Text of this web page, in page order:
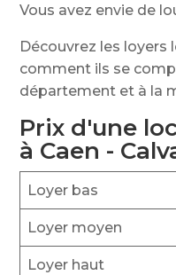
Vous avez envie de
Découvrez les loyers
comment ils se
département et à la
Prix d'une
à Caen -
Loyer bas
Loyer moyen
Loyer haut